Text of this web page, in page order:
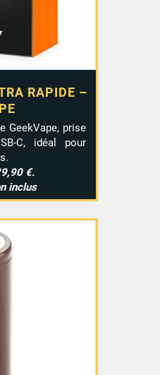
RAPIDE –
GeekVape, prise
C, idéal pour
€.
inclus